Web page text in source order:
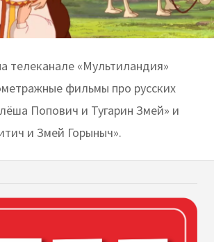
телеканале «Мультиландия»
фильмы про русских
Попович и Тугарин Змей» и
и Змей Горыныч».